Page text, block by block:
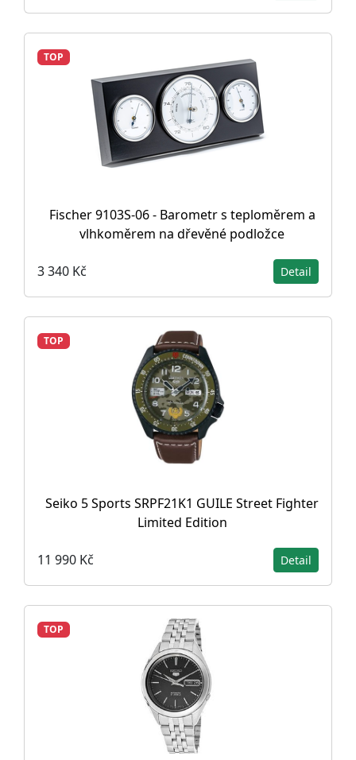
TOP
Fischer 9103S-06 - Barometr s teploměrem a
vlhkoměrem na dřevěné podložce
3 340 Kč Detail
TOP
Seiko 5 Sports SRPF21K1 GUILE Street Fighter
Limited Edition
11 990 Kč Detail
TOP